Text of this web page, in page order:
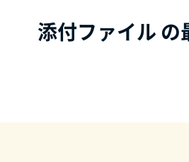
添付ファイル の